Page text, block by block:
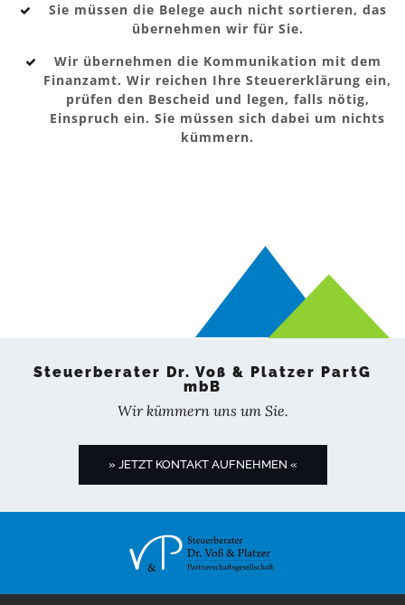
Sie müssen die Belege auch nicht sortieren, das
übernehmen wir für Sie.
Wir übernehmen die Kommunikation mit dem
Finanzamt. Wir reichen Ihre Steuererklärung ein,
prüfen den Bescheid und legen, falls nötig,
Einspruch ein. Sie müssen sich dabei um nichts
kümmern.
Steuerberater Dr. Voß & Platzer PartG
mbB
Wir kümmern uns um Sie.
» JETZT KONTAKT AUFNEHMEN «